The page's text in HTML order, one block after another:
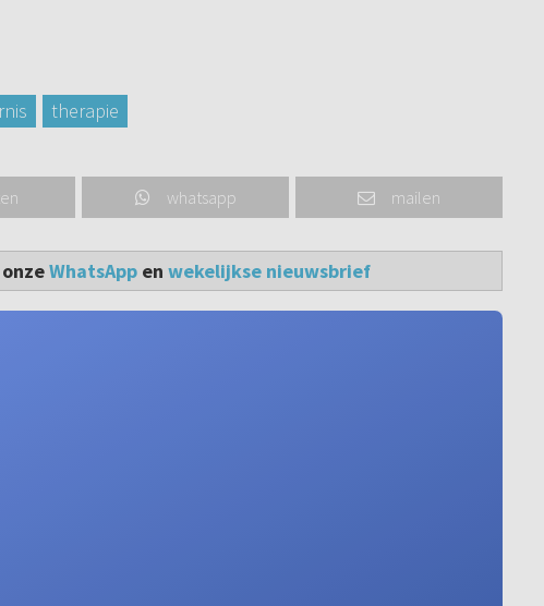
therapie
whatsapp mailen
WhatsAppen wekelijkse nieuwsbrief